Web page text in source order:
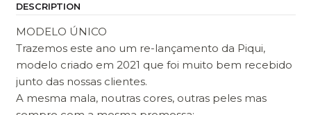
DESCRIPTION
MODELO ÚNICO
Trazemos este ano um re-lançamento da Piqui,
modelo criado em 2021 que foi muito bem recebido
junto das nossas clientes.
A mesma mala, noutras cores, outras peles mas